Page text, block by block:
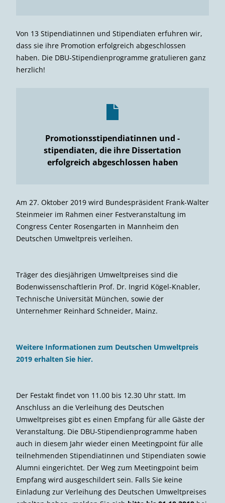
Von 13 Stipendiatinnen und Stipendiaten erfuhren wir,
dass sie ihre Promotion erfolgreich abgeschlossen
haben. Die DBU-Stipendienprogramme gratulieren ganz
herzlich!
Promotionsstipendiatinnen und -
stipendiaten, die ihre Dissertation
erfolgreich abgeschlossen haben
Am 27. Oktober 2019 wird Bundespräsident Frank-Walter
Steinmeier im Rahmen einer Festveranstaltung im
Congress Center Rosengarten in Mannheim den
Deutschen Umweltpreis verleihen.
Träger des diesjährigen Umweltpreises sind die
Bodenwissenschaftlerin Prof. Dr. Ingrid Kögel-Knabler,
Technische Universität München, sowie der
Unternehmer Reinhard Schneider, Mainz.
Weitere Informationen zum Deutschen Umweltpreis
2019 erhalten Sie hier.
Der Festakt findet von 11.00 bis 12.30 Uhr statt. Im
Anschluss an die Verleihung des Deutschen
Umweltpreises gibt es einen Empfang für alle Gäste der
Veranstaltung. Die DBU-Stipendienprogramme haben
auch in diesem Jahr wieder einen Meetingpoint für alle
teilnehmenden Stipendiatinnen und Stipendiaten sowie
Alumni eingerichtet. Der Weg zum Meetingpoint beim
Empfang wird ausgeschildert sein. Falls Sie keine
Einladung zur Verleihung des Deutschen Umweltpreises